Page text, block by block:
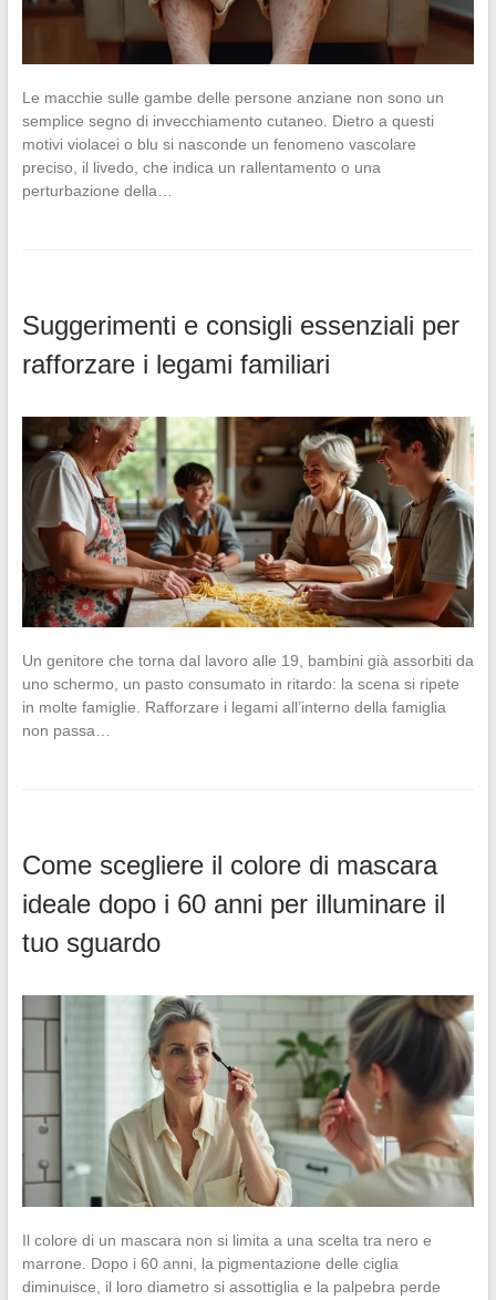
Le macchie sulle gambe delle persone anziane non sono un
semplice segno di invecchiamento cutaneo. Dietro a questi
motivi violacei o blu si nasconde un fenomeno vascolare
preciso, il livedo, che indica un rallentamento o una
perturbazione della…
Suggerimenti e consigli essenziali per
rafforzare i legami familiari
Un genitore che torna dal lavoro alle 19, bambini già assorbiti da
uno schermo, un pasto consumato in ritardo: la scena si ripete
in molte famiglie. Rafforzare i legami all’interno della famiglia
non passa…
Come scegliere il colore di mascara
ideale dopo i 60 anni per illuminare il
tuo sguardo
Il colore di un mascara non si limita a una scelta tra nero e
marrone. Dopo i 60 anni, la pigmentazione delle ciglia
diminuisce, il loro diametro si assottiglia e la palpebra perde